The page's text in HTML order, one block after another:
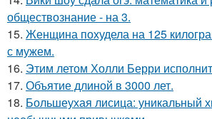
обществознание - на 3.
15. Женщина похудела на 125
с мужем.
16. Этим летом Холли Берри
17. Объятие длиной в 3000 лет.
18. Большеухая лисица: уникальный